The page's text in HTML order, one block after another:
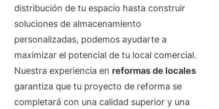
distribución de tu espacio hasta construir
soluciones de almacenamiento
personalizadas, podemos ayudarte a
maximizar el potencial de tu local comercial.
Nuestra experiencia en reformas de locales
garantiza que tu proyecto de reforma se
completará con una calidad superior y una